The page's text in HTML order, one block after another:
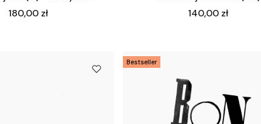
Cena
180,00 zł
Cena
140,00 zł
Bestseller